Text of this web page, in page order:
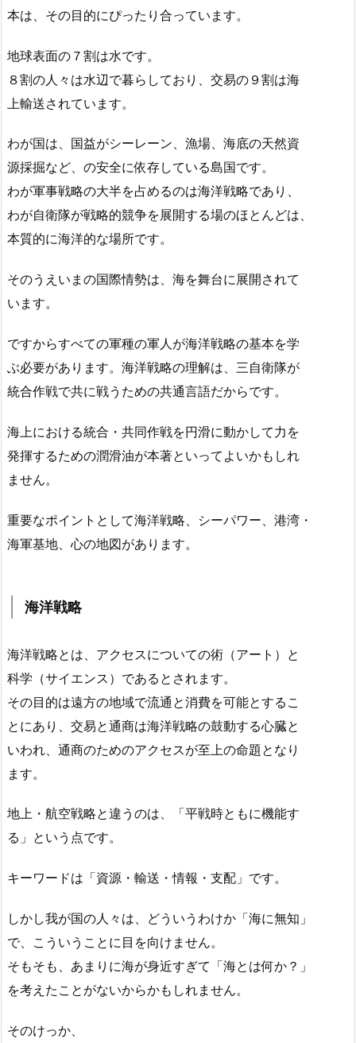
本は、その目的にぴったり合っています。
地球表面の７割は水です。
８割の人々は水辺で暮らしており、交易の９割は海
上輸送されています。
わが国は、国益がシーレーン、漁場、海底の天然資
源採掘など、の安全に依存している島国です。
わが軍事戦略の大半を占めるのは海洋戦略であり、
わが自衛隊が戦略的競争を展開する場のほとんどは、
本質的に海洋的な場所です。
そのうえいまの国際情勢は、海を舞台に展開されて
います。
ですからすべての軍種の軍人が海洋戦略の基本を学
ぶ必要があります。海洋戦略の理解は、三自衛隊が
統合作戦で共に戦うための共通言語だからです。
海上における統合・共同作戦を円滑に動かして力を
発揮するための潤滑油が本著といってよいかもしれ
ません。
重要なポイントとして海洋戦略、シーパワー、港湾・
海軍基地、心の地図があります。
海洋戦略
海洋戦略とは、アクセスについての術（アート）と
科学（サイエンス）であるとされます。
その目的は遠方の地域で流通と消費を可能とするこ
とにあり、交易と通商は海洋戦略の鼓動する心臓と
いわれ、通商のためのアクセスが至上の命題となり
ます。
地上・航空戦略と違うのは、「平戦時ともに機能す
る」という点です。
キーワードは「資源・輸送・情報・支配」です。
しかし我が国の人々は、どういうわけか「海に無知」
で、こういうことに目を向けません。
そもそも、あまりに海が身近すぎて「海とは何か？」
を考えたことがないからかもしれません。
そのけっか、